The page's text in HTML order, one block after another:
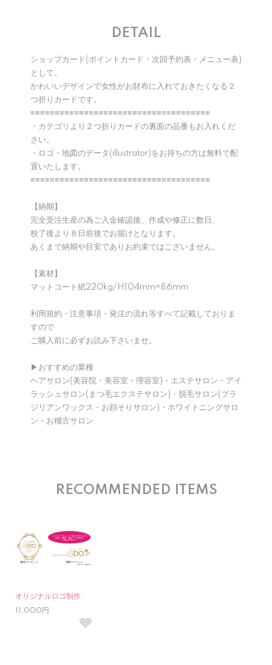
DETAIL
ショップカード(ポイントカード・次回予約表・メニュー表)
として。
かわいいデザインで女性がお財布に入れておきたくなる２
つ折りカードです。
≡≡≡≡≡≡≡≡≡≡≡≡≡≡≡≡≡≡≡≡≡≡≡≡≡≡≡≡≡≡≡≡≡≡≡≡≡
・カテゴリより２つ折りカードの裏面の品番もお入れくだ
さい。
・ロゴ・地図のデータ(illustrator)をお持ちの方は無料で配
置いたします。
≡≡≡≡≡≡≡≡≡≡≡≡≡≡≡≡≡≡≡≡≡≡≡≡≡≡≡≡≡≡≡≡≡≡≡≡≡
【納期】
完全受注生産の為ご入金確認後、作成や修正に数日、
校了後より８日前後でお届けとなります。
あくまで納期や目安でありお約束ではございません。
【素材】
マットコート紙220kg/H104mm×86mm
利用規約・注意事項・発注の流れ等すべて記載しておりま
すので
ご購入前に必ずお読み下さいませ。
▶︎おすすめの業種
ヘアサロン(美容院・美容室・理容室)・エステサロン・アイ
ラッシュサロン(まつ毛エクステサロン)・脱毛サロン(ブラ
ジリアンワックス・お顔そりサロン)・ホワイトニングサロ
ン・お稽古サロン
RECOMMENDED ITEMS
オリジナルロゴ制作
11,000円